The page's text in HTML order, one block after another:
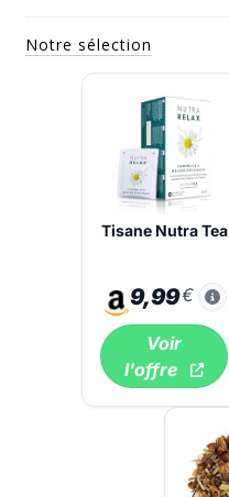
Notre sélection
Tisane Nutra Tea
9,99€
Voir
l'offre